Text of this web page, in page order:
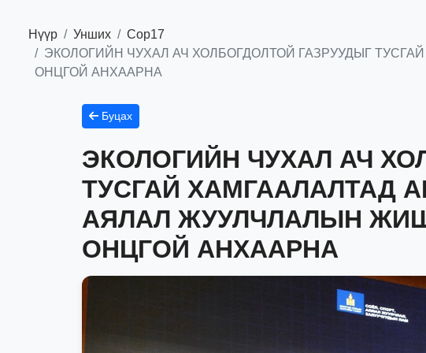
Нүүр Унших
Сор17
ЭКОЛОГИЙН ЧУХАЛ АЧ ХОЛБОГДОЛТОЙ ГАЗРУУДЫГ
ОНЦГОЙ АНХААРНА
Буцах
ЭКОЛОГИЙН ЧУХАЛ АЧ
ТУСГАЙ ХАМГААЛАЛТАД
АЯЛАЛ ЖУУЛЧЛАЛЫН
ОНЦГОЙ АНХААРНА